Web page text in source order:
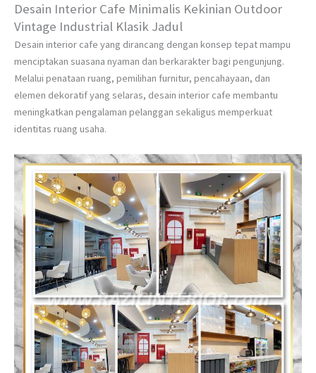
Desain Interior Cafe Minimalis Kekinian Outdoor
Vintage Industrial Klasik Jadul
Desain interior cafe yang dirancang dengan konsep tepat mampu
menciptakan suasana nyaman dan berkarakter bagi pengunjung.
Melalui penataan ruang, pemilihan furnitur, pencahayaan, dan
elemen dekoratif yang selaras, desain interior cafe membantu
meningkatkan pengalaman pelanggan sekaligus memperkuat
identitas ruang usaha.